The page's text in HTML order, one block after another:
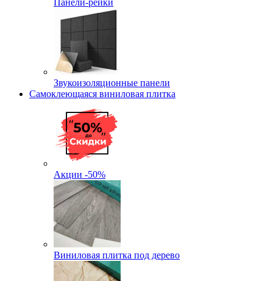
Панели-рейки
Звукоизоляционные панели
Самоклеющаяся виниловая плитка
Акции -50%
Виниловая плитка под дерево